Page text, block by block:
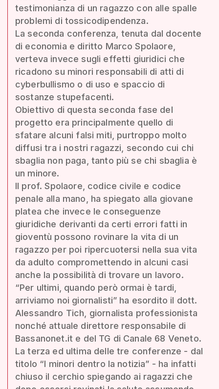
testimonianza di un ragazzo con alle spalle
problemi di tossicodipendenza.
La seconda conferenza, tenuta dal docente
di economia e diritto Marco Spolaore,
verteva invece sugli effetti giuridici che
ricadono su minori responsabili di atti di
cyberbullismo o di uso e spaccio di
sostanze stupefacenti.
Obiettivo di questa seconda fase del
progetto era principalmente quello di
sfatare alcuni falsi miti, purtroppo molto
diffusi tra i nostri ragazzi, secondo cui chi
sbaglia non paga, tanto più se chi sbaglia è
un minore.
Il prof. Spolaore, codice civile e codice
penale alla mano, ha spiegato alla giovane
platea che invece le conseguenze
giuridiche derivanti da certi errori fatti in
gioventù possono rovinare la vita di un
ragazzo per poi ripercuotersi nella sua vita
da adulto compromettendo in alcuni casi
anche la possibilità di trovare un lavoro.
“Per ultimi, quando però ormai è tardi,
arriviamo noi giornalisti” ha esordito il dott.
Alessandro Tich, giornalista professionista
nonché attuale direttore responsabile di
Bassanonet.it e del TG di Canale 68 Veneto.
La terza ed ultima delle tre conferenze - dal
titolo “I minori dentro la notizia” - ha infatti
chiuso il cerchio spiegando ai ragazzi che